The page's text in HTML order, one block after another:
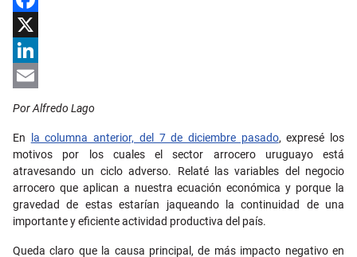
Facebook
X
LinkedIn
Por Alfredo Lago
En la columna anterior, del 7 de diciembre pasado, expresé los
motivos por los cuales el sector arrocero uruguayo está
atravesando un ciclo adverso.
Relaté las variables del negocio
arrocero que aplican a nuestra ecuación económica y porque la
gravedad de estas estarían jaqueando la continuidad de una
importante y eficiente actividad productiva del país.
Queda claro que la causa principal, de más impacto negativo en